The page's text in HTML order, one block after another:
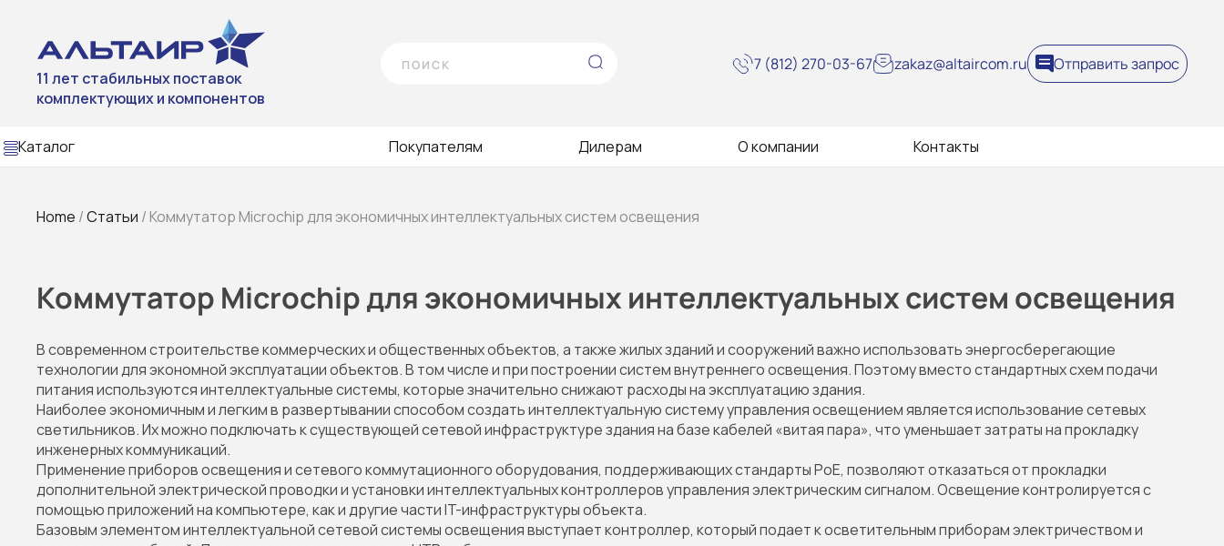
11 лет стабильных поставок
комплектующих и компонентов
7 (812) 270-03-67 zakaz@altaircom.ru Отправить запрос
Каталог Покупателям Дилерам О компании Контакты
Home /Статьи / Коммутатор Microchip для экономичных интеллектуальных систем освещения
Коммутатор Microchip для экономичных интеллектуальных систем освещения
В современном строительстве коммерческих и общественных объектов, а также жилых зданий и сооружений важно использовать энергосберегающие
технологии для экономной эксплуатации объектов. В том числе и при построении систем внутреннего освещения. Поэтому вместо стандартных схем подачи
питания используются интеллектуальные системы, которые значительно снижают расходы на эксплуатацию здания.
Наиболее экономичным и легким в развертывании способом создать интеллектуальную систему управления освещением является использование сетевых
светильников. Их можно подключать к существующей сетевой инфраструктуре здания на базе кабелей «витая пара», что уменьшает затраты на прокладку
инженерных коммуникаций.
Применение приборов освещения и сетевого коммутационного оборудования, поддерживающих стандарты PoE, позволяют отказаться от прокладки
дополнительной электрической проводки и установки интеллектуальных контроллеров управления электрическим сигналом. Освещение контролируется с
помощью приложений на компьютере, как и другие части IT-инфраструктуры объекта.
Базовым элементом интеллектуальной сетевой системы освещения выступает контроллер, который подает к осветительным приборам электричеством и